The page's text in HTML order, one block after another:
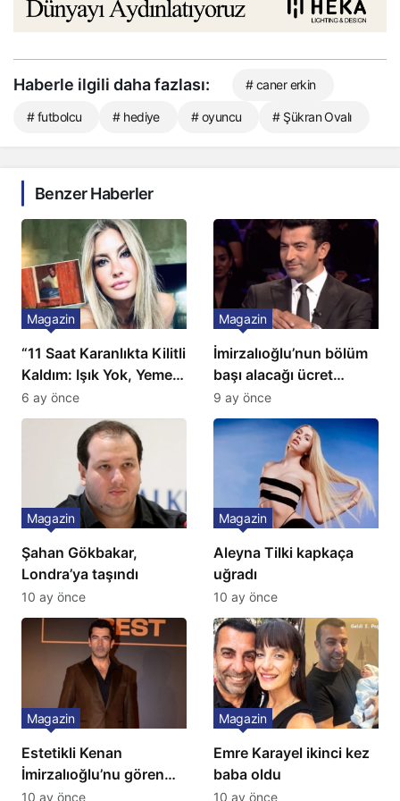
Haberle ilgili daha fazlası: # caner erkin
# futbolcu # hediye # oyuncu # Şükran Ovalı
Benzer Haberler
“11 Saat Karanlıkta Kilitli
Kaldım: Işık Yok, Yemek
Yok, Tuvalet Yok!”
Çağla Şikel’den Şok
Magazin
6 ay önce
İmirzalıoğlu’nun bölüm
başı alacağı ücret
Türkiye’de bir ilk:
Gözünü 2 ilçeye dikti!
Magazin
9 ay önce
Şahan Gökbakar,
Londra’ya taşındı
Magazin
10 ay önce
Aleyna Tilki kapkaça
uğradı
Magazin
10 ay önce
Estetikli Kenan
İmirzalıoğlu’nu gören
tanıyamıyor: Son hali
Magazin
10 ay önce
Emre Karayel ikinci kez
baba oldu
Magazin
10 ay önce